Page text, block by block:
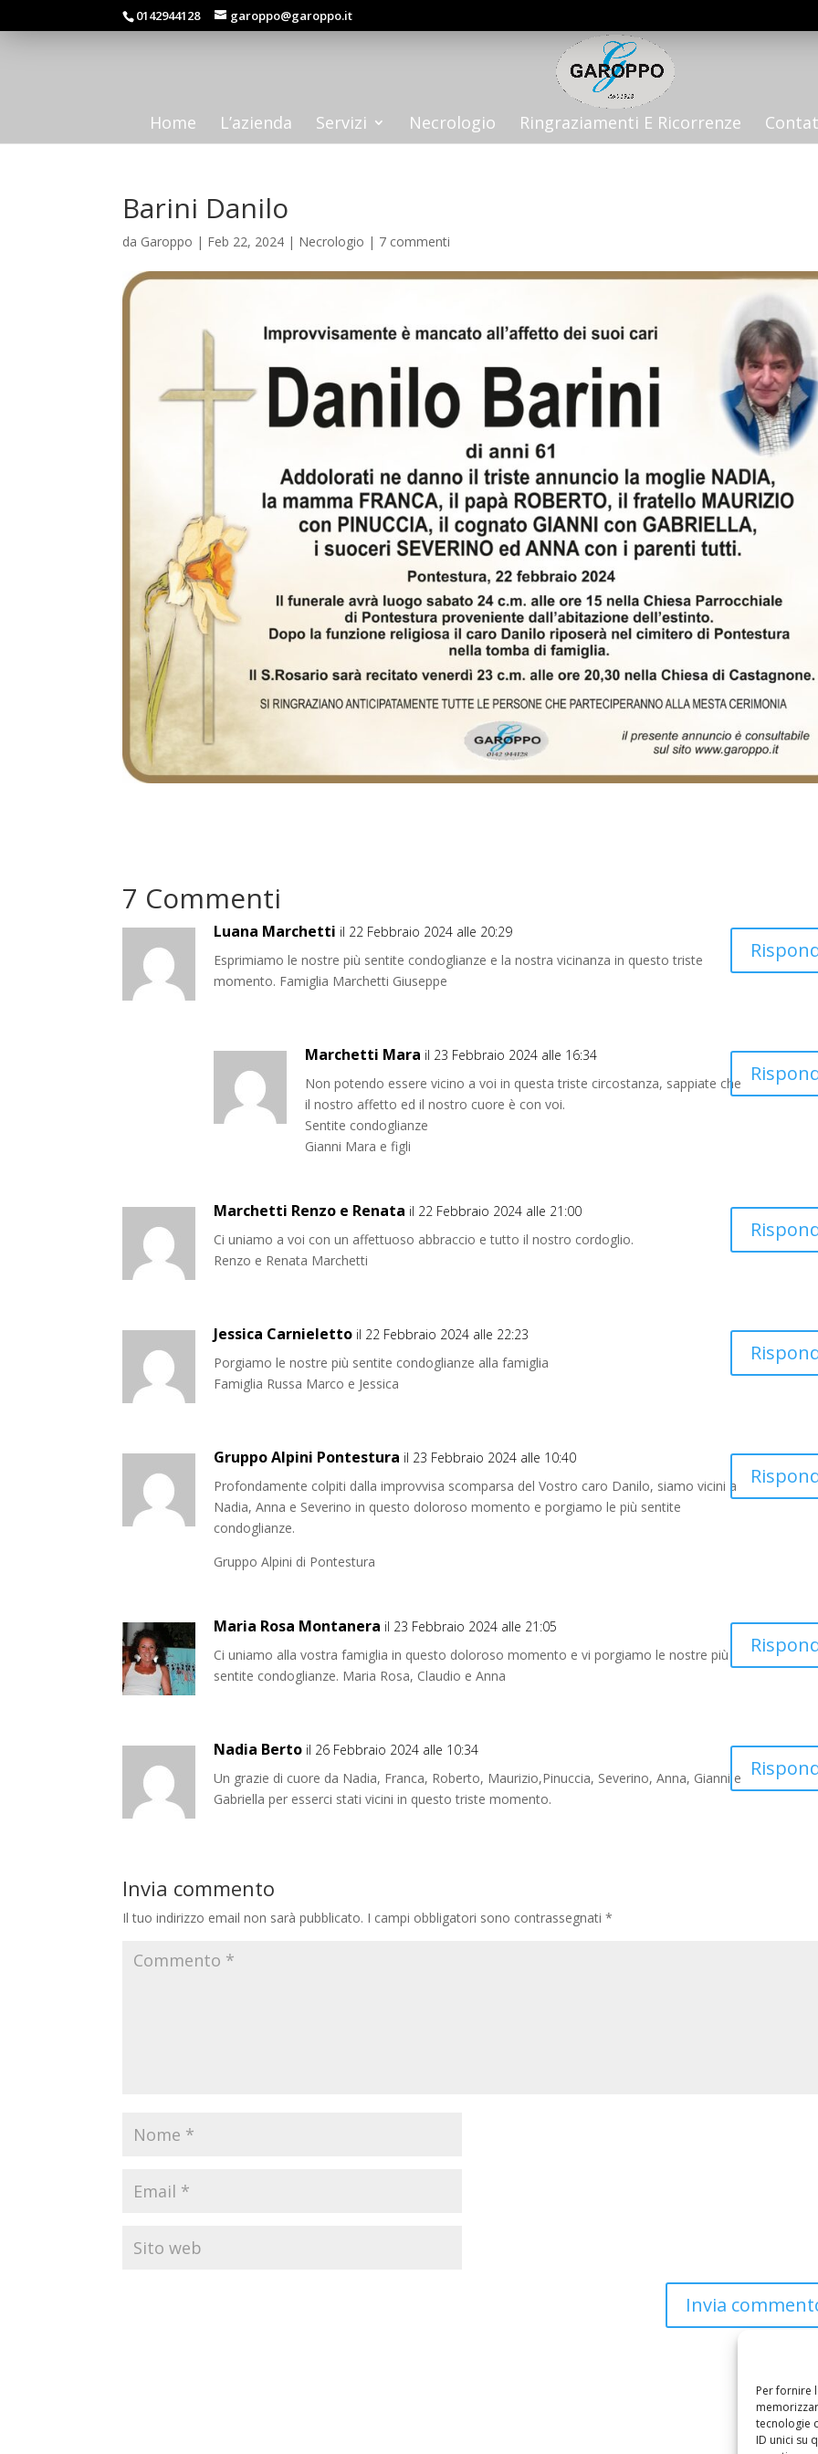
Per fornire
tecnologie
ID unici su
0142944128 garoppo@garoppo.it
Home L’azienda Servizi Necrologio Ringraziamenti E Ricorrenze
Barini Danilo
da Garoppo | Feb 22, 2024 | Necrologio | 7 commenti
7 Commenti
Luana Marchetti il 22 Febbraio 2024 alle 20:29
Esprimiamo le nostre più sentite condoglianze e la nostra vicinanza in questo triste
momento. Famiglia Marchetti Giuseppe
Marchetti Mara il 23 Febbraio 2024 alle 16:34
Non potendo essere vicino a voi in questa triste circostanza, sappiate che
il nostro affetto ed il nostro cuore è con voi.
Sentite condoglianze
Gianni Mara e figli
Marchetti Renzo e Renata il 22 Febbraio 2024 alle 21:00
Ci uniamo a voi con un affettuoso abbraccio e tutto il nostro cordoglio.
Renzo e Renata Marchetti
Jessica Carnieletto il 22 Febbraio 2024 alle 22:23
Porgiamo le nostre più sentite condoglianze alla famiglia
Famiglia Russa Marco e Jessica
Gruppo Alpini Pontestura il 23 Febbraio 2024 alle 10:40
Profondamente colpiti dalla improvvisa scomparsa del Vostro caro Danilo, siamo vicini a
Nadia, Anna e Severino in questo doloroso momento e porgiamo le più sentite
condoglianze.
Gruppo Alpini di Pontestura
Maria Rosa Montanera il 23 Febbraio 2024 alle 21:05
Ci uniamo alla vostra famiglia in questo doloroso momento e vi porgiamo le nostre più
sentite condoglianze. Maria Rosa, Claudio e Anna
Nadia Berto il 26 Febbraio 2024 alle 10:34
Un grazie di cuore da Nadia, Franca, Roberto, Maurizio,Pinuccia, Severino, Anna, Gianni e
Gabriella per esserci stati vicini in questo triste momento.
Invia commento
Il tuo indirizzo email non sarà pubblicato. I campi obbligatori sono contrassegnati*